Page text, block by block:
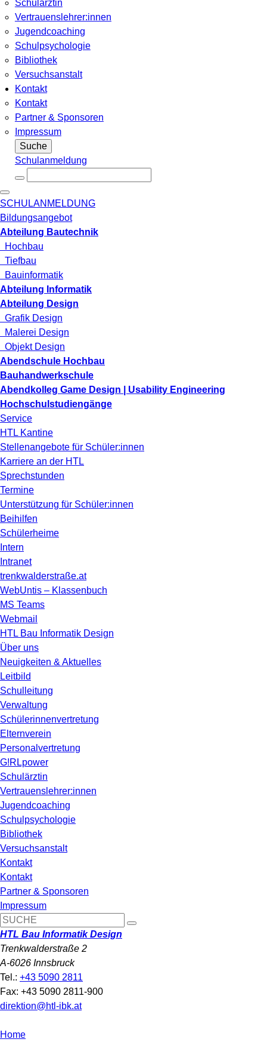
Schulärztin
Vertrauenslehrer:innen
Jugendcoaching
Schulpsychologie
Bibliothek
Versuchsanstalt
Kontakt
Kontakt
Partner & Sponsoren
Impressum
Suche
Schulanmeldung
SCHULANMELDUNG
Bildungsangebot
Abteilung Bautechnik
Hochbau
Tiefbau
Bauinformatik
Abteilung Informatik
Abteilung Design
Grafik Design
Malerei Design
Objekt Design
Abendschule Hochbau
Bauhandwerkschule
Abendkolleg Game Design | Usability Engineering
Hochschulstudiengänge
Service
HTL Kantine
Stellenangebote für Schüler:innen
Karriere an der HTL
Sprechstunden
Termine
Unterstützung für Schüler:innen
Beihilfen
Schülerheime
Intern
Intranet
trenkwalderstraße.at
WebUntis – Klassenbuch
MS Teams
Webmail
HTL Bau Informatik Design
Über uns
Neuigkeiten & Aktuelles
Leitbild
Schulleitung
Verwaltung
Schülerinnenvertretung
Elternverein
Personalvertretung
G!RLpower
Schulärztin
Vertrauenslehrer:innen
Jugendcoaching
Schulpsychologie
Bibliothek
Versuchsanstalt
Kontakt
Kontakt
Partner & Sponsoren
Impressum
HTL Bau Informatik Design
Trenkwalderstraße 2
A-6026 Innsbruck
Tel.: +43 5090 2811
Fax: +43 5090 2811-900
direktion@htl-ibk.at
Home